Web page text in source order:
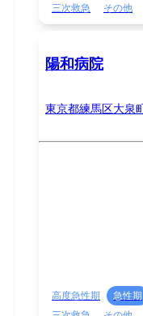
三次救急
その他
陽和病院
東京都練馬区大泉
高度急性期 急性期